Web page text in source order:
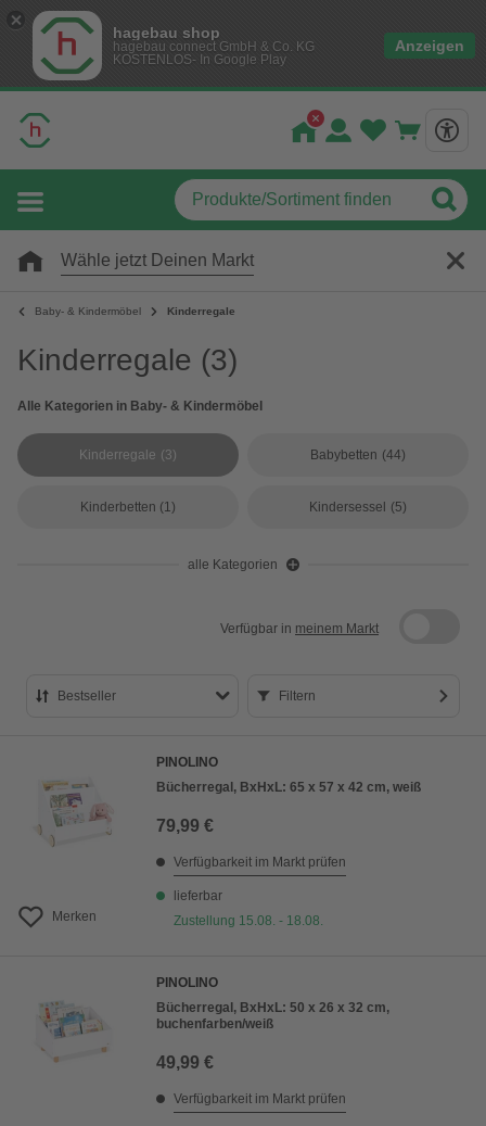
hagebau shop
hagebau connect GmbH & Co. KG
KOSTENLOS- In Google Play
Anzeigen
Wähle jetzt Deinen Markt
Baby- & Kindermöbel Kinderregale
Kinderregale (3)
Alle Kategorien in Baby- & Kindermöbel
Kinderregale (3) Babybetten (44)
Kinderbetten (1) Kindersessel (5)
alle Kategorien
Verfügbar in meinem Markt
Bestseller
Preis aufsteigend
Preis absteigend
Filtern
Merken
PINOLINO
Bücherregal, BxHxL: 65 x 57 x 42 cm, weiß
79,99 €
Verfügbarkeit im Markt prüfen
lieferbar
Zustellung 15.08. - 18.08.
PINOLINO
Bücherregal, BxHxL: 50 x 26 x 32 cm,
buchenfarben/weiß
49,99 €
Verfügbarkeit im Markt prüfen